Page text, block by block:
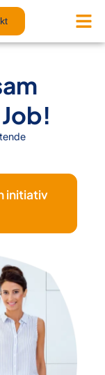
initiativ